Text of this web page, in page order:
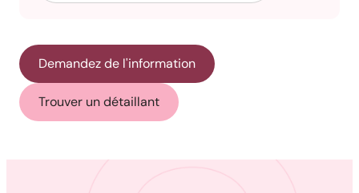
Demandez de l'information
Trouver un détaillant